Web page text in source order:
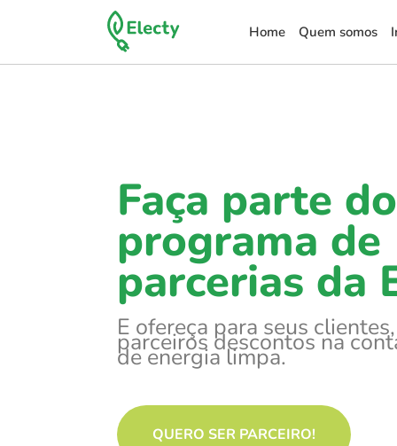
Home Quem somos
Faça parte do
programa de
parcerias da
E ofereça para seus
parceiros descontos na
de energia limpa.
QUERO SER PARCEIRO!